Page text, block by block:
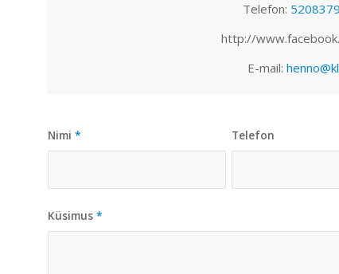
Telefon: 5208379
http://
E-mail:
Nimi * Telefon
Küsimus *